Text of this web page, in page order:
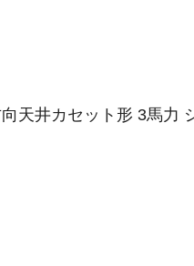
天井カセット形 3馬力